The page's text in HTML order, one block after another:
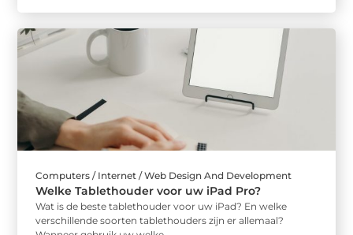
Computers / Internet / Web Design And Development
Welke Tablethouder voor uw iPad Pro?
Wat is de beste tablethouder voor uw iPad? En welke
verschillende soorten tablethouders zijn er allemaal?